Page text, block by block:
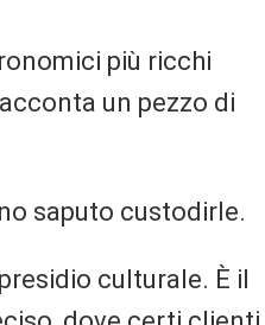
più ricchi
un pezzo di
saputo custodirle.
culturale. È il